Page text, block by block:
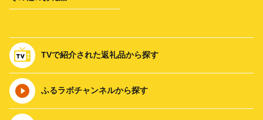
TVで紹介された返礼品から探す
ふるラボチャンネルから探す